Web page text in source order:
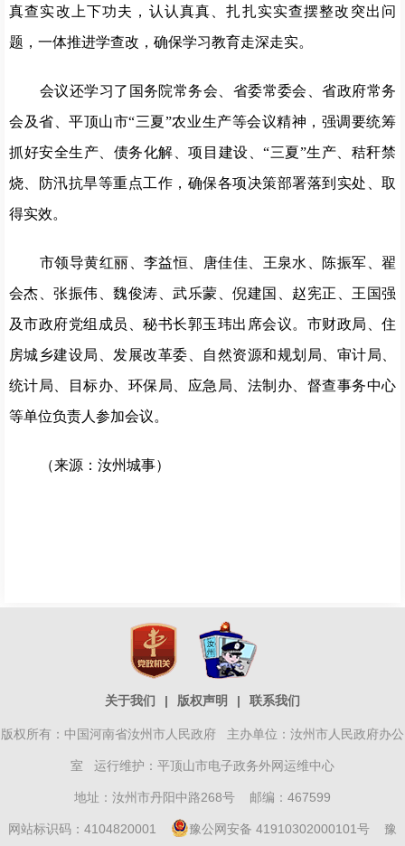
真查实改上下功夫，认认真真、扎扎实实查摆整改突出问
题，一体推进学查改，确保学习教育走深走实。
会议还学习了国务院常务会、省委常委会、省政府常务
会及省、平顶山市“三夏”农业生产等会议精神，强调要统筹
抓好安全生产、债务化解、项目建设、“三夏”生产、秸秆禁
烧、防汛抗旱等重点工作，确保各项决策部署落到实处、取
得实效。
市领导黄红丽、李益恒、唐佳佳、王泉水、陈振军、翟
会杰、张振伟、魏俊涛、武乐蒙、倪建国、赵宪正、王国强
及市政府党组成员、秘书长郭玉玮出席会议。市财政局、住
房城乡建设局、发展改革委、自然资源和规划局、审计局、
统计局、目标办、环保局、应急局、法制办、督查事务中心
等单位负责人参加会议。
（来源：汝州城事）
关于我们 | 版权声明 | 联系我们
版权所有：中国河南省汝州市人民政府 主办单位：汝州市人民政府办公
室 运行维护：平顶山市电子政务外网运维中心
地址：汝州市丹阳中路268号 邮编：467599
网站标识码：4104820001 豫公网安备 41910302000101号 豫